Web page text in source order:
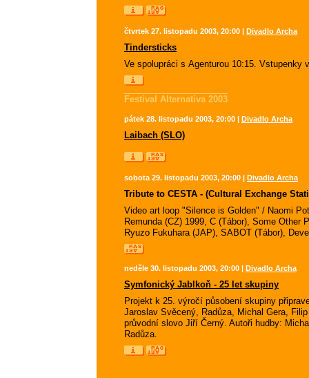
čtvrtek 27. listopadu 2003, 20:00 | Divadlo Archa
Tindersticks
Ve spolupráci s Agenturou 10:15. Vstupenky
Festival Alternativa 2003
pátek 28. listopadu 2003, 20:00 | Divadlo Archa
Laibach (SLO)
sobota 29. listopadu 2003, 20:00 | Divadlo Archa
Tribute to CESTA - (Cultural Exchange
Video art loop "Silence is Golden" / Naomi
Remunda (CZ) 1999, C (Tábor), Some
Ryuzo Fukuhara (JAP), SABOT (Tábor),
neděle 30. listopadu 2003, 20:00 | Divadlo Archa
Symfonický Jablkoň - 25 let skupiny
Projekt k 25. výročí působení skupiny
Jaroslav Svěcený, Radůza, Michal Gera,
průvodní slovo Jiří Černý. Autoři hudby:
Radůza.